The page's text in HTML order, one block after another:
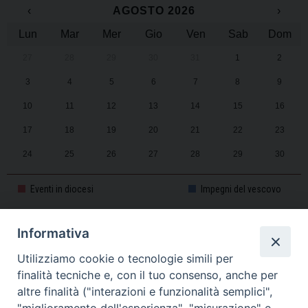
‹ AGOSTO 2026
›
Lun
Mar Mer Gio Ven Sab Dom
1 2
3 4 5 6 7 8 9
10 11 12 13 14 15 16
17 18 19 20 21 22 23
24 25 26 27 28 29 30
31 1 2 3 4 5 6
Eventi in diocesi Impegni del vescovo
CALENDARIO PASTORALE 2025-2026
Informativa
Utilizziamo cookie o tecnologie simili per
finalità tecniche e, con il tuo consenso, anche per
altre finalità ("interazioni e funzionalità semplici",